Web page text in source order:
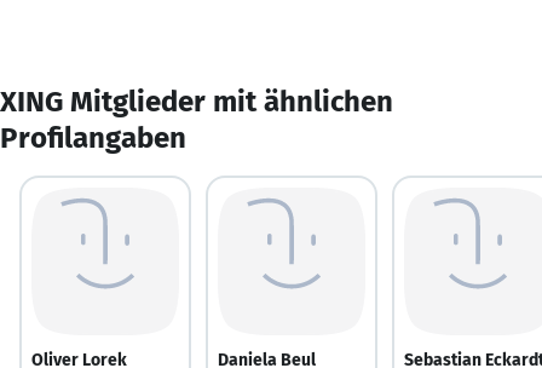
XING Mitglieder mit ähnlichen
Profilangaben
Oliver Lorek Daniela Beul Sebastian